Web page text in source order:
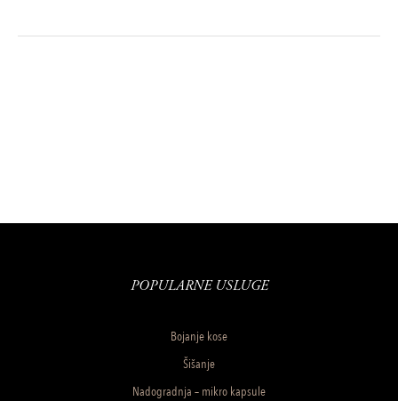
POPULARNE USLUGE
Bojanje kose
Šišanje
Nadogradnja – mikro kapsule